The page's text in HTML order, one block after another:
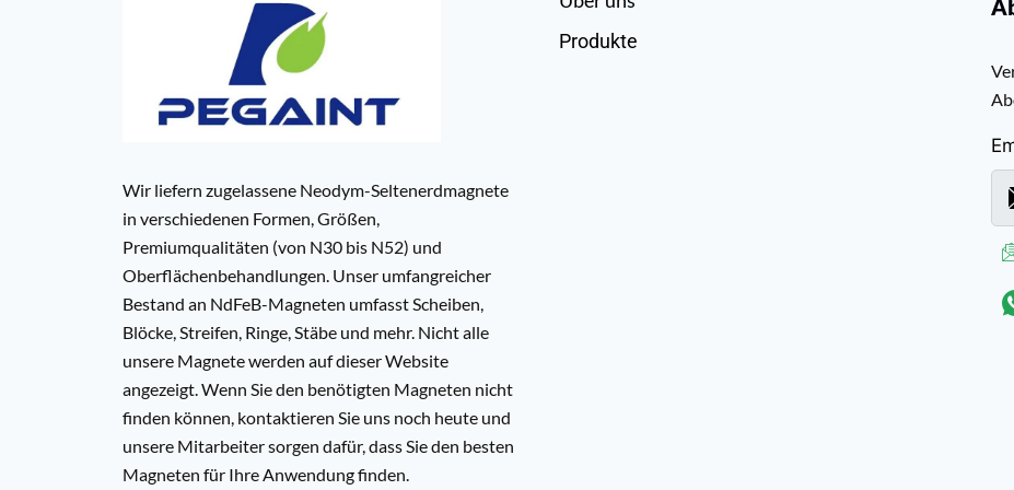
Wir liefern zugelassene Neodym-Seltenerdmagnete
in verschiedenen Formen, Größen,
Premiumqualitäten (von N30 bis N52) und
Oberflächenbehandlungen. Unser umfangreicher
Bestand an NdFeB-Magneten umfasst Scheiben,
Blöcke, Streifen, Ringe, Stäbe und mehr. Nicht alle
unsere Magnete werden auf dieser Website
angezeigt. Wenn Sie den benötigten Magneten nicht
finden können, kontaktieren Sie uns noch heute und
unsere Mitarbeiter sorgen dafür, dass Sie den besten
Magneten für Ihre Anwendung finden.
Produkte